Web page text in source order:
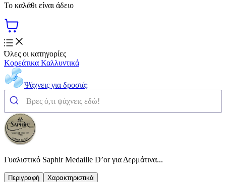
Το καλάθι είναι άδειο
Όλες οι κατηγορίες
Κορεάτικα Καλλυντικά
Ψάχνεις για δροσιά;
Γυαλιστικό Saphir Medaille D’or για Δερμάτινα...
Περιγραφή Χαρακτηριστικά